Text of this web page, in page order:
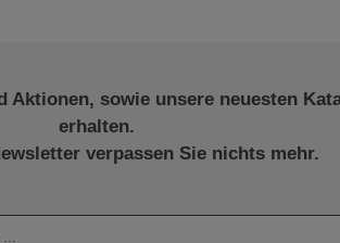
Aktionen, sowie unsere neuesten
erhalten.
verpassen Sie nichts mehr.